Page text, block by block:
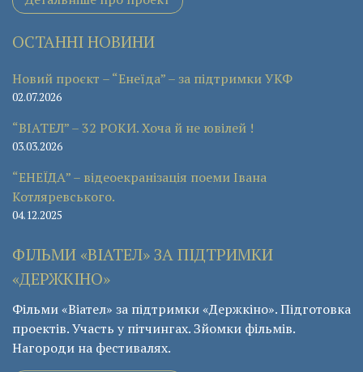
ОСТАННІ НОВИНИ
Новий проєкт – “Енеїда” – за підтримки УКФ
02.07.2026
“ВІАТЕЛ” – 32 РОКИ. Хоча й не ювілей !
03.03.2026
“ЕНЕЇДА” – відеоекранізація поеми Івана
Котляревського.
04.12.2025
ФІЛЬМИ «ВІАТЕЛ» ЗА ПІДТРИМКИ
«ДЕРЖКІНО»
Фільми «Віател» за підтримки «Держкіно». Підготовка
проектів. Участь у пітчингах. Зйомки фільмів.
Нагороди на фестивалях.